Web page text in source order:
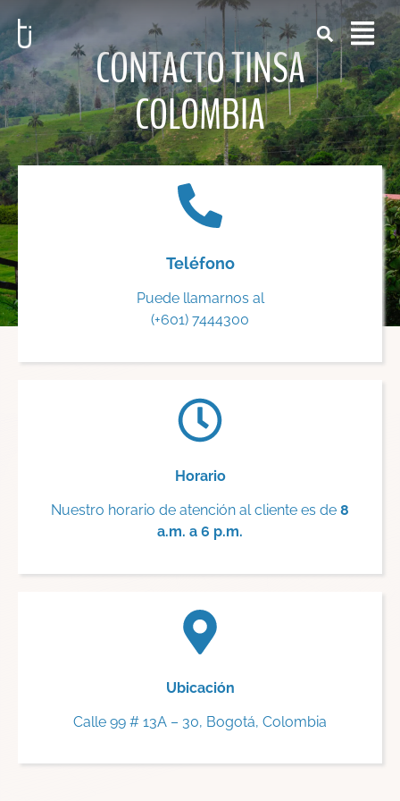
CONTACTO TINSA
COLOMBIA
Teléfono
Puede llamarnos al
(+601) 7444300
Horario
Nuestro horario de atención al cliente es de 8
a.m. a 6 p.m.
Ubicación
Calle 99 # 13A – 30, Bogotá, Colombia